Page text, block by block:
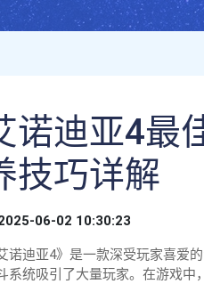
诺迪亚4最
技巧详解
06-02 10:30:23
诺迪亚4》是一款深受玩家喜爱
系统吸引了大量玩家。在游戏中